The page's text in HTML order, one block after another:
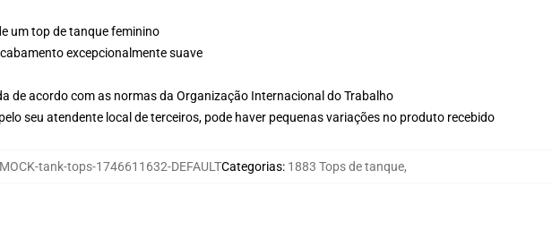
um top de tanque feminino
excepcionalmente suave
de acordo com as normas da Organização Internacional do Trabalho
seu atendente local de terceiros, pode haver pequenas variações no produto recebido
MOCK-tank-tops-1746611632-DEFAULTCategorias: 1883 Tops de tanque,